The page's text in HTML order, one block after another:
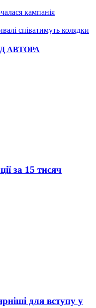
кампанія
співатимуть колядки
АВТОРА
за 15 тисяч
для вступу у